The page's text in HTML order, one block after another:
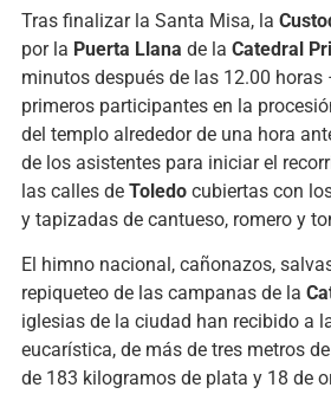
Tras finalizar la Santa Misa, la
por la Puerta Llana de la Catedral
minutos después de las 12.00 horas
primeros participantes en la
del templo alrededor de una hora
de los asistentes para iniciar el
las calles de Toledocubiertas con
y tapizadas de cantueso, romero y
El himno nacional, cañonazos,
repiqueteo de las campanas de la
iglesias de la ciudad han recibido a
eucarística, de más de tres metros
de 183 kilogramos de plata y 18 de